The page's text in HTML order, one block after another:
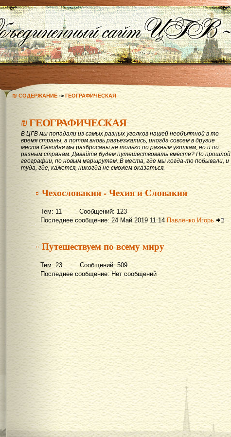
₪ СОДЕРЖАНИЕ -> ГЕОГРАФИЧЕСКАЯ
₪ГЕОГРАФИЧЕСКАЯ
В ЦГВ мы попадали из самых разных уголков нашей необъятной в то
время страны, а потом вновь разъезжались, иногда совсем в другие
места.Сегодня мы разбросаны не только по разным уголкам, но и по
разным странам. Давайте будем путешествовать вместе? По прошлой
географии, по новым маршрутам. В места, где мы когда-то побывали, и
туда, где, кажется, никогда не сможем оказаться.
▫ Чехословакия - Чехия и Словакия
Тем: 11 Сообщений: 123
Последнее сообщение: 24 Май 2019 11:14Павленко Игорь
▫ Путешествуем по всему миру
Тем: 23 Сообщений: 509
Последнее сообщение: Нет сообщений